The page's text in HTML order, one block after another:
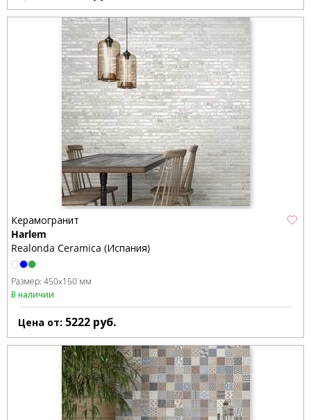
Керамогранит
Harlem
Realonda Ceramica (Испания)
Размер: 450x150 мм
В наличии
Цена от: 5222 руб.